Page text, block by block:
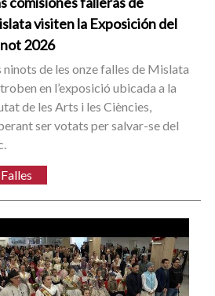
visiten la Exposición del
2026
ninots de les onze falles de Mislata
en l’exposició ubicada a la
de les Arts i les Ciències,
ser votats per salvar-se del
Falles